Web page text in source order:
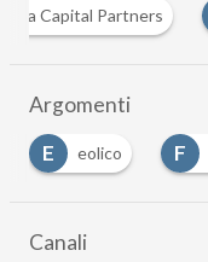
Capital Partners
Argomenti
E
eolico F
Canali